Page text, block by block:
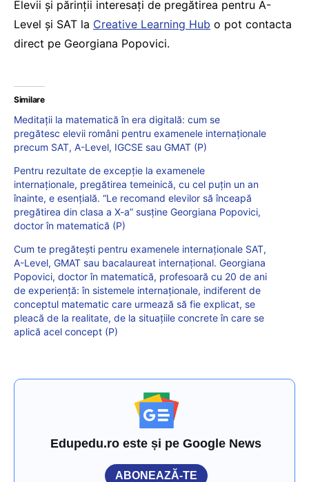
Elevii și părinții interesați de pregătirea pentru A-
Level și SAT la Creative Learning Hub o pot contacta
direct pe Georgiana Popovici.
Similare
Meditații la matematică în era digitală: cum se
pregătesc elevii români pentru examenele internaționale
precum SAT, A-Level, IGCSE sau GMAT (P)
Pentru rezultate de excepție la examenele
internaționale, pregătirea temeinică, cu cel puțin un an
înainte, e esențială. “Le recomand elevilor să înceapă
pregătirea din clasa a X-a” susține Georgiana Popovici,
doctor în matematică (P)
Cum te pregătești pentru examenele internaționale SAT,
A-Level, GMAT sau bacalaureat internațional. Georgiana
Popovici, doctor în matematică, profesoară cu 20 de ani
de experiență: în sistemele internaționale, indiferent de
conceptul matematic care urmează să fie explicat, se
pleacă de la realitate, de la situațiile concrete în care se
aplică acel concept (P)
Edupedu.ro este și pe Google News
ABONEAZĂ-TE